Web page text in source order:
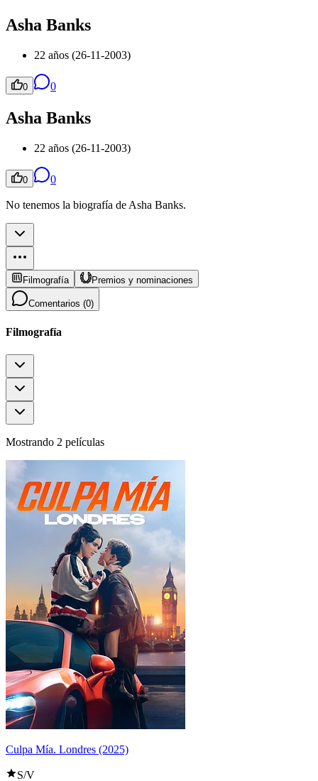
Asha Banks
22 años (26-11-2003)
0 0
Asha Banks
22 años (26-11-2003)
0 0
No tenemos la biografía de Asha Banks.
Filmografía Premios y nominaciones
Comentarios (0)
Filmografía
Mostrando 2 películas
Culpa Mía. Londres (2025)
S/V